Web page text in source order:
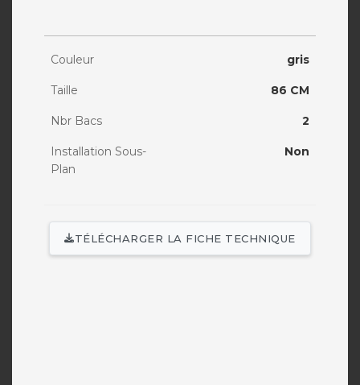
Couleur gris
Taille 86 CM
Nbr Bacs 2
Installation Sous-
Plan
Non
TÉLÉCHARGER LA FICHE TECHNIQUE